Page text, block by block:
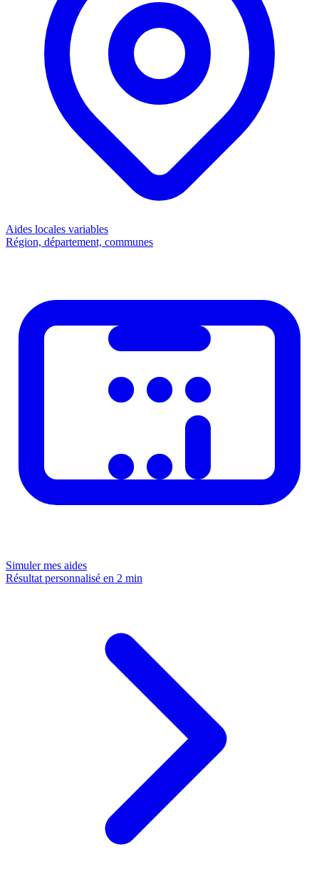
Aides locales variables
Région, département, communes
Simuler mes aides
Résultat personnalisé en 2 min